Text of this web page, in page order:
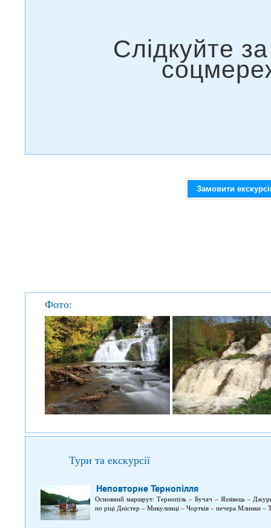
Замовити
Фото:
Тури та екскурсії
Неповторне Тернопілля
Основний маршрут: Тернопіль – Бучач – Язлівець –
по ріці Дністер – Микулинці – Чортків – печера Млинки –